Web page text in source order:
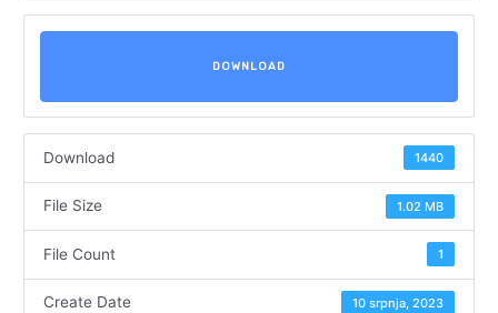
DOWNLOAD
Download 1440
File Size 1.02 MB
File Count 1
Create Date 10 srpnja, 2023